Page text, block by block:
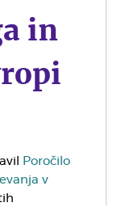
in
Poročilo
v